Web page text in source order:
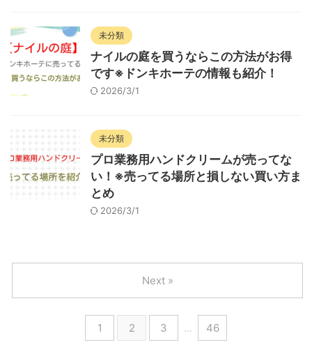
未分類
ナイルの庭を買うならこの方法がお得
です※ドンキホーテの情報も紹介！
2026/3/1
未分類
プロ業務用ハンドクリームが売ってな
い！※売ってる場所と損しない買い方ま
とめ
2026/3/1
1 2 3 … 46
Next »